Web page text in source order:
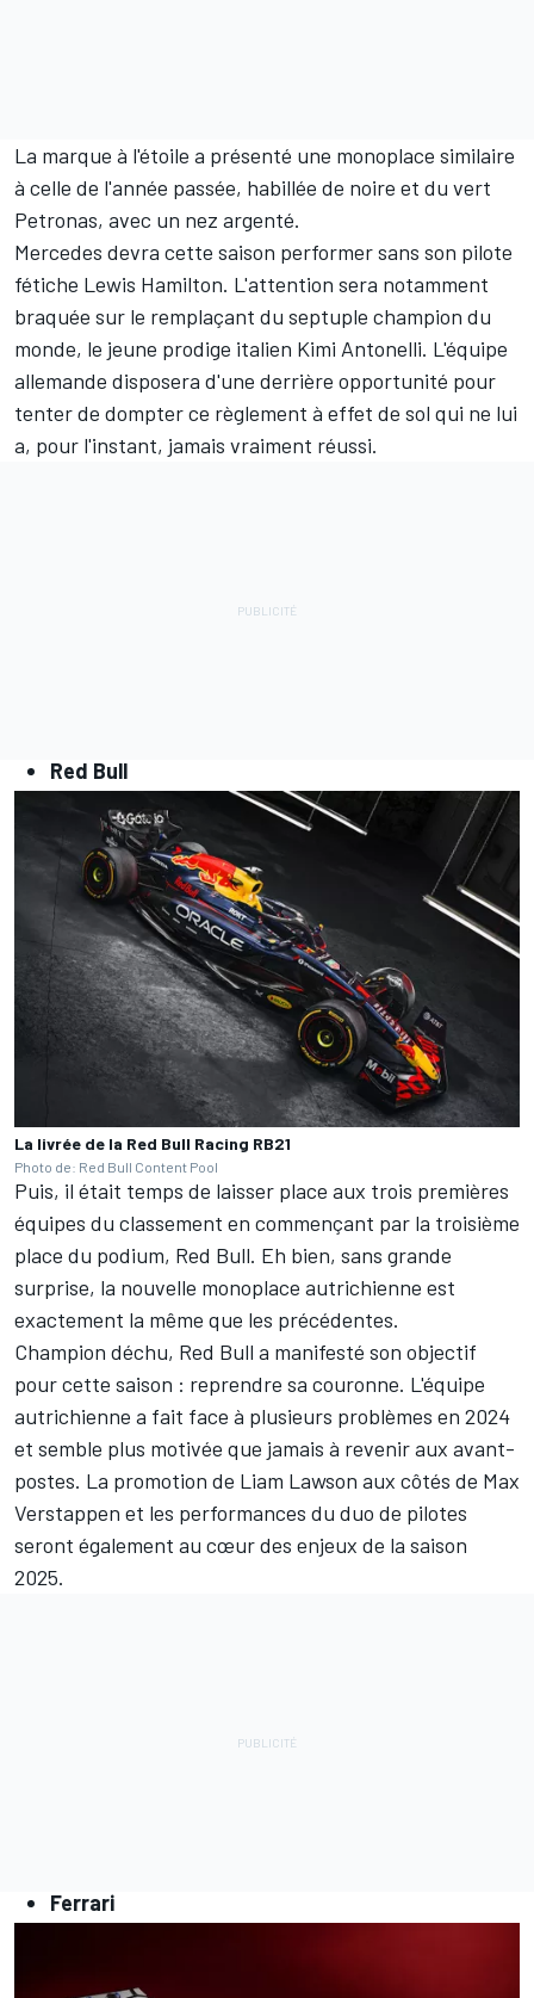
La marque à l'étoile a présenté une monoplace similaire
à celle de l'année passée, habillée de noire et du vert
Petronas, avec un nez argenté.
Mercedes devra cette saison performer sans son pilote
fétiche Lewis Hamilton. L'attention sera notamment
braquée sur le remplaçant du septuple champion du
monde, le jeune prodige italien Kimi Antonelli. L'équipe
allemande disposera d'une derrière opportunité pour
tenter de dompter ce règlement à effet de sol qui ne lui
a, pour l'instant, jamais vraiment réussi.
Red Bull
La livrée de la Red Bull Racing RB21
Photo de: Red Bull Content Pool
Puis, il était temps de laisser place aux trois premières
équipes du classement en commençant par la troisième
place du podium, Red Bull. Eh bien, sans grande
surprise, la nouvelle monoplace autrichienne est
exactement la même que les précédentes.
Champion déchu, Red Bull a manifesté son objectif
pour cette saison : reprendre sa couronne. L'équipe
autrichienne a fait face à plusieurs problèmes en 2024
et semble plus motivée que jamais à revenir aux avant-
postes. La promotion de Liam Lawson aux côtés de Max
Verstappen et les performances du duo de pilotes
seront également au cœur des enjeux de la saison
2025.
Ferrari